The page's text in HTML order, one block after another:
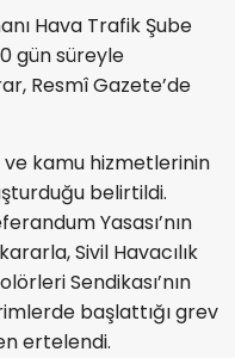
Hava Trafik Şube
gün süreyle
Resmî Gazete’de
kamu hizmetlerinin
belirtildi.
Yasası’nın
Sivil Havacılık
Sendikası’nın
başlattığı grev
ertelendi.